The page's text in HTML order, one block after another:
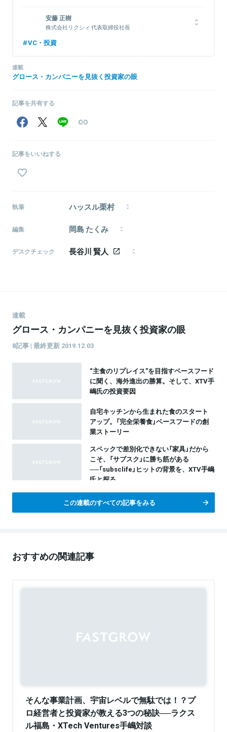
1976年生まれ。1999年一橋大学商学部卒業後、博報堂に入社し、
戦略プランナーとして6年間勤務。2006年インタースパイア（現ユ
2012年ユナイテッド取締役に就任、新規事業立ち上げや創業期メル
取締役を経て、LayerX取締役に就任（現任）。平行してXTech
Venturesを創業し、代表パートナーに就任（現任）。
安藤 正樹
株式会社リクシィ 代表取締役社長
2003年京都大学法学部卒業。2001年の在学中より創業メンバーと
して参画していたインターネット関連事業会社で、営業担当取締役
全般を担当し、東証マザーズ上場に貢献する。 2009年4月、ブライ
ダル事業会社に入社し、東証マザーズ上場を経験後、結婚式場の責
任、東証一部指定替に貢献する。その後、常務取締役として事業部
門を管掌し、結婚式場30施設、内製部門、新規事業、HR（人的資
源）を統括し、売上262億円/ 社員数1,023名の規模(連結)へと成長さ
せた。2016年5月、株式会社リクシィを創業。
VC・投資
連載
グロース・カンパニーを見抜く投資家の眼
記事を共有する
記事をいいねする
執筆 ハッスル栗村
を取材し、新聞や雑誌の制作・販売に携わる。早稲田
編集 岡島 たくみ
者。1995年生まれ、福井県出身。神戸大学経済学部経
デスクチェック 長谷川 賢人
連載
グロース・カンパニーを見抜く投資家の眼
8記事 | 最終更新 2019.12.03
“主食のリプレイス”を目指すベースフード
に聞く、海外進出の勝算。そして、XTV手
嶋氏の投資要因
自宅キッチンから生まれた食のスタート
アップ。「完全栄養食」ベースフードの創
業ストーリー
スペックで差別化できない「家具」だから
こそ、「サブスク」に勝ち筋がある
──「subsclife」ヒットの背景を、XTV手嶋
氏と探る
この連載のすべての記事をみる
おすすめの関連記事
そんな事業計画、宇宙レベルで無駄では！？プ
ロ経営者と投資家が教える3つの秘訣──ラクス
ル福島・XTech Ventures手嶋対談